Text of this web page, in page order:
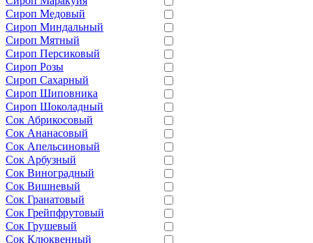
Сироп Медовый
Сироп Миндальный
Сироп Мятный
Сироп Персиковый
Сироп Розы
Сироп Сахарный
Сироп Шиповника
Сироп Шоколадный
Сок Абрикосовый
Сок Ананасовый
Сок Апельсиновый
Сок Арбузный
Сок Виноградный
Сок Вишневый
Сок Гранатовый
Сок Грейпфрутовый
Сок Грушевый
Сок Клюквенный